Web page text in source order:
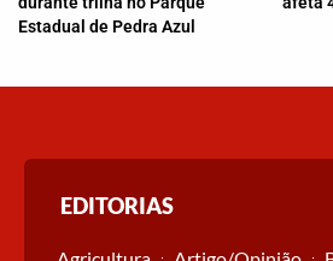
Estadual de Pedra Azul
EDITORIAS